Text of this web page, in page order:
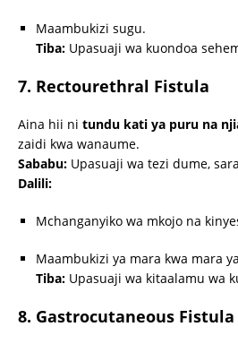
Maambukizi sugu.
Tiba: Upasuaji wa kuondoa
7. Rectourethral Fistula
Aina hii ni tundu kati ya puru na
zaidi kwa wanaume.
Sababu: Upasuaji wa tezi dume,
Dalili:
Mchanganyiko wa mkojo na
Maambukizi ya mara kwa mara
Tiba: Upasuaji wa kitaalamu wa
8. Gastrocutaneous Fistula